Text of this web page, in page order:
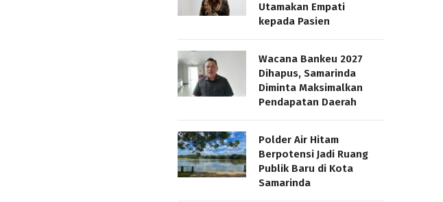
Utamakan Empati
kepada Pasien
Wacana Bankeu 2027
Dihapus, Samarinda
Diminta Maksimalkan
Pendapatan Daerah
Polder Air Hitam
Berpotensi Jadi Ruang
Publik Baru di Kota
Samarinda